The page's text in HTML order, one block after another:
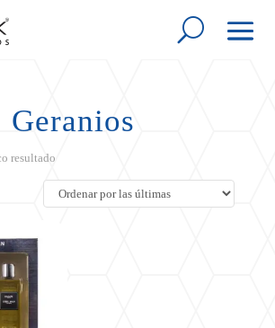
Geranios
resultado